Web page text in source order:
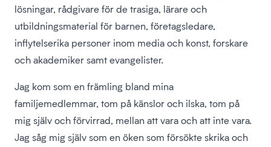
lösningar, rådgivare för de trasiga, lärare och
utbildningsmaterial för barnen, företagsledare,
inflytelserika personer inom media och konst, forskare
och akademiker samt evangelister.
Jag kom som en främling bland mina
familjemedlemmar, tom på känslor och ilska, tom på
mig själv och förvirrad, mellan att vara och att inte vara.
Jag såg mig själv som en öken som försökte skrika och